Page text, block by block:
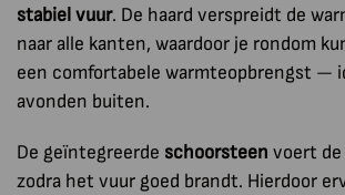
stabiel vuur. De haard verspreidt de
naar alle kanten, waardoor je rondom
een comfortabele warmteopbrengst —
avonden buiten.
De geïntegreerde schoorsteen voert
zodra het vuur goed brandt. Hierdoor